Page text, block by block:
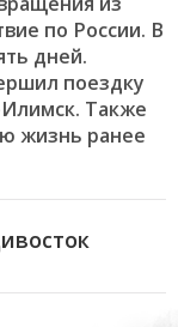
по России. В
дней.
поездку
Также
жизнь ранее